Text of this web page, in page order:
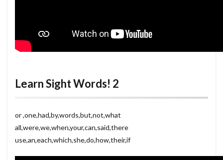
Learn Sight Words! 2
or ,one,had,by,words,but,not,what
all,were,we,when,your,can,said,there
use,an,each,which,she,do,how,their,if